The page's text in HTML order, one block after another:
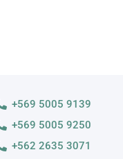
+569 5005 9139
+569 5005 9250
+562 2635 3071